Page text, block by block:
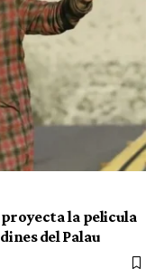
proyecta la pelicula
del Palau